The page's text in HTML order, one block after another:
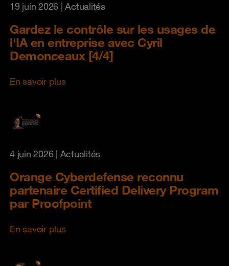
19 juin 2026 | Actualités
Gardez le contrôle sur les usages de
l'IA en entreprise avec Cyril
Demonceaux [4/4]
En savoir plus
4 juin 2026| Actualités
Orange Cyberdefense reconnu
partenaire Certified Delivery Program
par Proofpoint
En savoir plus